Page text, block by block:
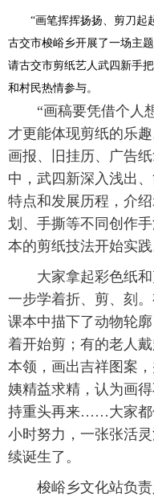
“画笔挥挥扬扬、剪刀起
古交市梭峪乡开展了一场主
请古交市剪纸艺人武四新手
和村民热情参与。
“画稿要凭借个人想
才更能体现剪纸的乐
画报、旧挂历、广告
中，武四新深入浅出
特点和发展历程，介
划、手撕等不同创作
本的剪纸技法开始实践
大家拿起彩色纸和
一步学着折、剪、刻
课本中描下了动物轮
着开始剪；有的老人
本领，画出吉祥图案
姨精益求精，认为画
持重头再来……大家都
小时努力，一张张活
续诞生了。
梭峪乡文化站负责